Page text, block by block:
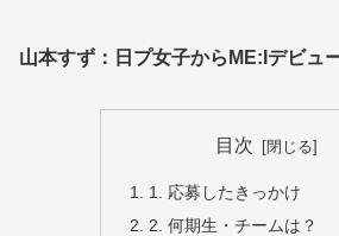
山本すず：日プ女子からME:Iデビュ
目次
1. 応募したきっかけ
2. 何期生・チームは？